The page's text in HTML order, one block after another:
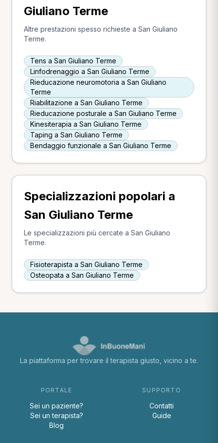
Giuliano Terme
Altre prestazioni spesso richieste a San Giuliano
Terme.
Tens a San Giuliano Terme
Linfodrenaggio a San Giuliano Terme
Rieducazione neuromotoria a San Giuliano
Terme
Riabilitazione a San Giuliano Terme
Rieducazione posturale a San Giuliano Terme
Kinesiterapia a San Giuliano Terme
Taping a San Giuliano Terme
Bendaggio funzionale a San Giuliano Terme
Specializzazioni popolari a
San Giuliano Terme
Le specializzazioni più cercate a San Giuliano
Terme.
Fisioterapista a San Giuliano Terme
Osteopata a San Giuliano Terme
La piattaforma per trovare il terapista giusto, vicino a te.
PORTALE
Sei un paziente?
Sei un terapista?
Blog
SUPPORTO
Contatti
Guide